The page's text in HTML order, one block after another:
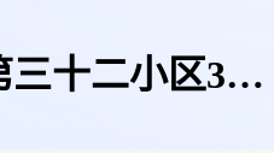
十二小区3号